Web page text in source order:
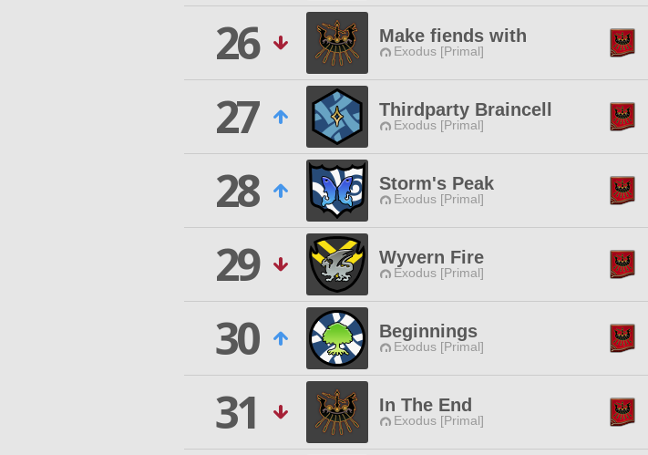
26
Make fiends with
Exodus [Primal]
27
Thirdparty Braincell
Exodus [Primal]
28
Storm's Peak
Exodus [Primal]
29
Wyvern Fire
Exodus [Primal]
30
Beginnings
Exodus [Primal]
31
In The End
Exodus [Primal]